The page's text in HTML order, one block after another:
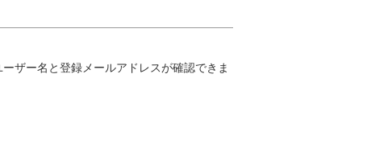
ザー名と登録メールアドレスが確認できま